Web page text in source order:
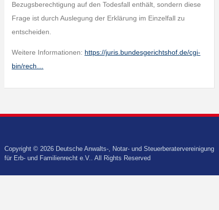
Bezugsberechtigung auf den Todesfall enthält, sondern diese
Frage ist durch Auslegung der Erklärung im Einzelfall zu
entscheiden.
Weitere Informationen: https://juris.bundesgerichtshof.de/cgi-
bin/rech…
Copyright © 2026 Deutsche Anwalts-, Notar- und Steuerberatervereinigung
für Erb- und Familienrecht e.V.. All Rights Reserved